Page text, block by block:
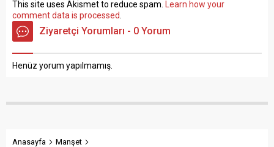
This site uses Akismet to reduce spam.
Learn how your
comment data is processed
Ziyaretçi Yorumları - 0 Yorum
Henüz yorum yapılmamış.
Anasayfa
Manşet